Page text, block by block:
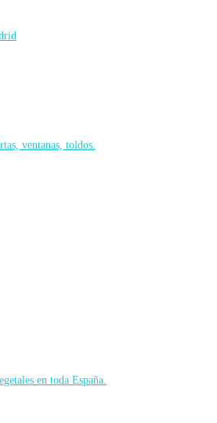
ventanas, toldos.
en toda España.